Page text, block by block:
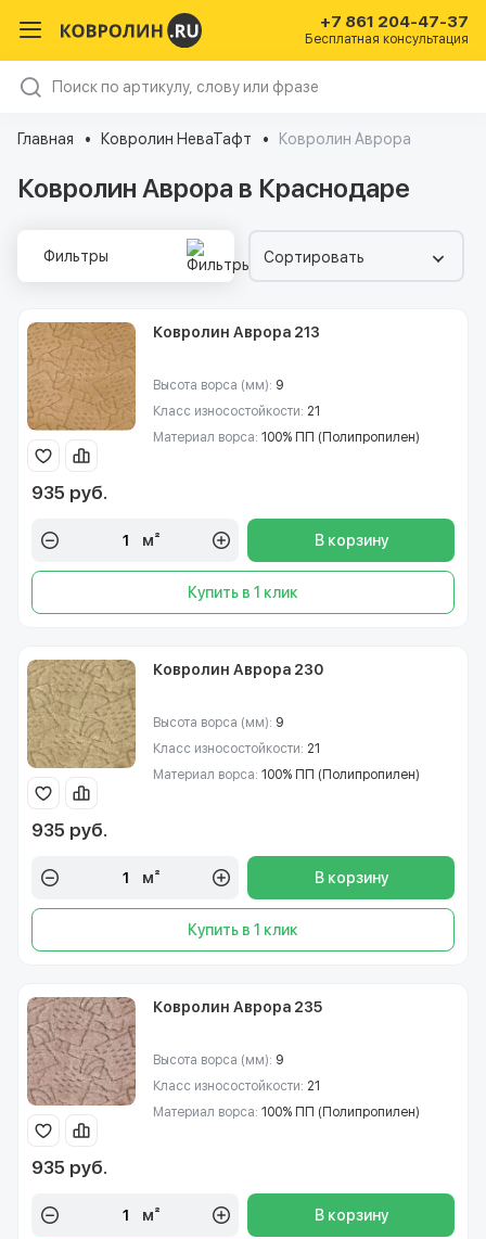
+7 861 204-47-37
Бесплатная консультация
Главная Ковролин НеваТафт Ковролин Аврора
Ковролин Аврора в Краснодаре
Фильтры Сортировать
Ковролин Аврора 213
Высота ворса (мм): 9
Класс износостойкости: 21
Материал ворса: 100% ПП (Полипропилен)
935 руб.
м² В корзину
Купить в 1 клик
Ковролин Аврора 230
Высота ворса (мм): 9
Класс износостойкости: 21
Материал ворса: 100% ПП (Полипропилен)
935 руб.
м² В корзину
Купить в 1 клик
Ковролин Аврора 235
Высота ворса (мм): 9
Класс износостойкости: 21
Материал ворса: 100% ПП (Полипропилен)
935 руб.
м² В корзину